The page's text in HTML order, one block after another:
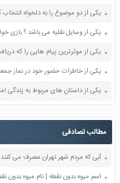
یکی از وسایل نقلیه می باشد ؟ بازی
یکی از خاطرات حضور خود در نماز جمعه صفحه 123 پیام
یکی از داستان های مربوط به زندگی امام کاظم صفحه 45
مطالب تصادفی
اسم میوه بدون نقطه | نام میوه بدون